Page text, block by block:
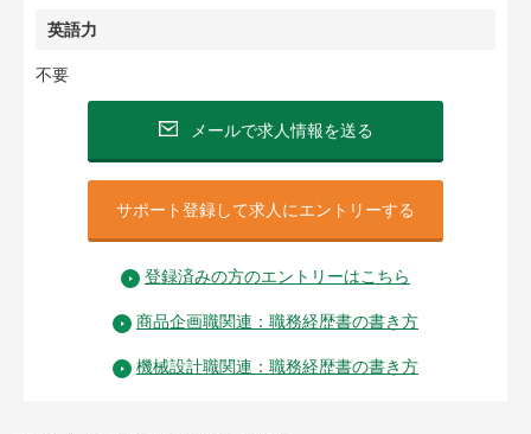
英語力
不要
メールで求人情報を送る
サポート登録して求人にエントリーする
登録済みの方のエントリーはこちら
商品企画職関連：職務経歴書の書き方
機械設計職関連：職務経歴書の書き方